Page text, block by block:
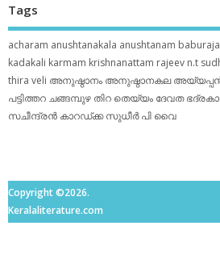
Tags
acharam anushtanakala anushtanam
kadakali karmam krishnanattam rajeev n.t
thira veli അനുഷ്ഠാനം അനുഷ്ഠാനകല
പട്ടിത്തറ ചങ്ങമ്പുഴ തിറ തെയ്യം ദേവത
സചീന്ദ്രന്‍ കാറഡ്ക്ക സുധീര്‍ പി വൈ
Copyright ©2026.
Keralaliterature.com